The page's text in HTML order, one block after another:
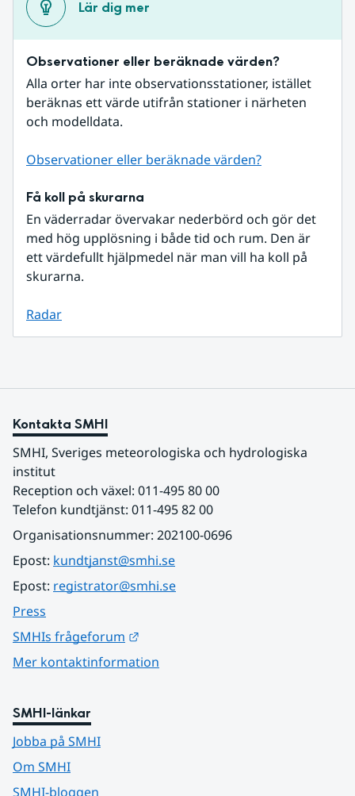
Lär dig mer
Observationer eller beräknade värden?
Alla orter har inte observationsstationer, istället
beräknas ett värde utifrån stationer i närheten
och modelldata.
Observationer eller beräknade värden?
Få koll på skurarna
En väderradar övervakar nederbörd och gör det
med hög upplösning i både tid och rum. Den är
ett värdefullt hjälpmedel när man vill ha koll på
skurarna.
Radar
Kontakta SMHI
SMHI, Sveriges meteorologiska och hydrologiska
institut
Reception och växel: 011-495 80 00
Telefon kundtjänst: 011-495 82 00
Organisationsnummer: 202100-0696
Epost: kundtjanst@smhi.se
Epost: registrator@smhi.se
Press
SMHIs frågeforum
Mer kontaktinformation
SMHI-länkar
Jobba på SMHI
Om SMHI
SMHI-bloggen